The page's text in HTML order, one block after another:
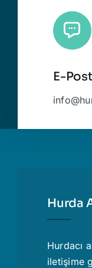
E-
Hurda
Hurdacı
iletişime